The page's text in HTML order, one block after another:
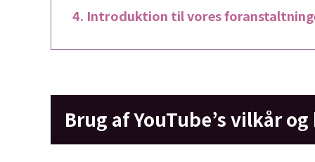
Introduktion til vores
Brug af YouTube’s vilkår